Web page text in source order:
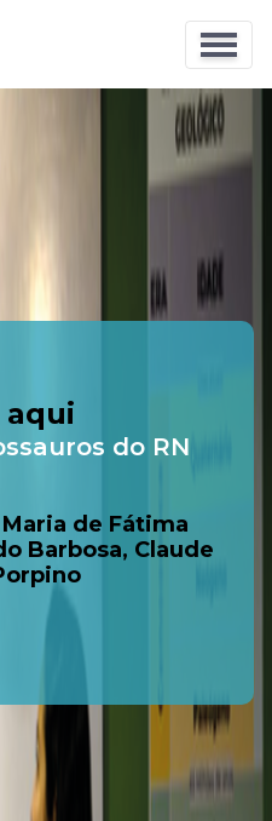
aqui
do RN
de Fátima
Barbosa, Claude